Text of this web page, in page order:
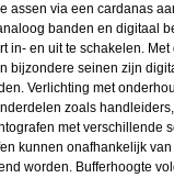
assen via een cardanas
banden en digitaal
in- en uit te schakelen.
bijzondere seinen zijn
Verlichting met
zoals
met verschillende
kunnen onafhankelijk
worden. Bufferhoogte